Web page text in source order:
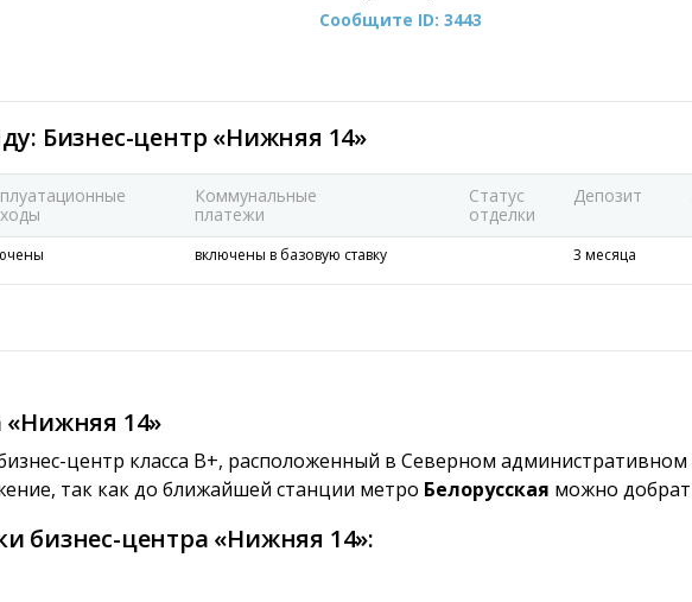
Сообщите ID: 3443
Бизнес-центр «Нижняя 14»
Коммунальные
платежи
Статус
отделки
Депозит
включены в базовую ставку 3 месяца
«Нижняя 14»
центр класса B+, расположенный в Северном административном
так как до ближайшей станции метро Белорусская можно
бизнес-центра «Нижняя 14»: